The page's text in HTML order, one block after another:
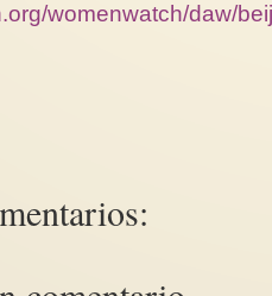
womenwatch/daw/